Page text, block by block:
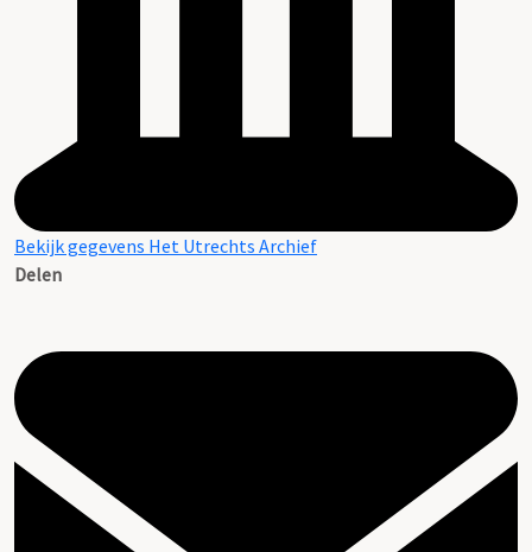
Bekijk gegevens Het Utrechts Archief
Delen